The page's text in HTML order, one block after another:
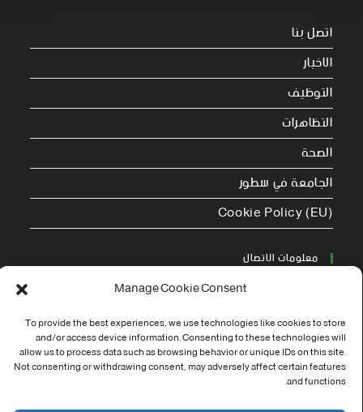
Manage Cookie Consent
To provide the best experiences, we use technologies like cookies to store
and/or access device information. Consenting to these technologies will
allow us to process data such as browsing behavior or unique IDs on this site.
Not consenting or withdrawing consent, may adversely affect certain features
and functions.
اتصل بنا
الاخبار
التوظيف
التظاهرات
الصحة
الجامعة في سطور
Cookie Policy (EU)
معلومات الاتصال
Phone:
037/58/46/29
Fax: